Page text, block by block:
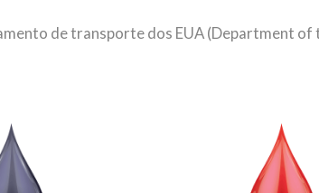
de transporte dos EUA (Department